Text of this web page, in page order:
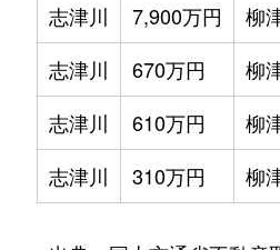
志津川
7,900万円 柳
志津川
670万円 柳
志津川
610万円 柳
志津川
310万円 柳